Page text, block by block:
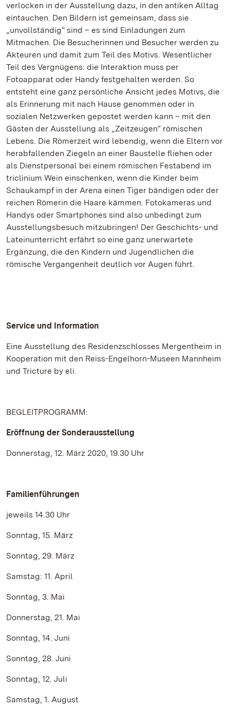
verlocken in der Ausstellung dazu, in den antiken Alltag
eintauchen. Den Bildern ist gemeinsam, dass sie
„unvollständig“ sind – es sind Einladungen zum
Mitmachen. Die Besucherinnen und Besucher werden zu
Akteuren und damit zum Teil des Motivs. Wesentlicher
Teil des Vergnügens: die Interaktion muss per
Fotoapparat oder Handy festgehalten werden. So
entsteht eine ganz persönliche Ansicht jedes Motivs, die
als Erinnerung mit nach Hause genommen oder in
sozialen Netzwerken gepostet werden kann – mit den
Gästen der Ausstellung als „Zeitzeugen“ römischen
Lebens. Die Römerzeit wird lebendig, wenn die Eltern vor
herabfallenden Ziegeln an einer Baustelle fliehen oder
als Dienstpersonal bei einem römischen Festabend im
triclinium Wein einschenken, wenn die Kinder beim
Schaukampf in der Arena einen Tiger bändigen oder der
reichen Römerin die Haare kämmen. Fotokameras und
Handys oder Smartphones sind also unbedingt zum
Ausstellungsbesuch mitzubringen! Der Geschichts- und
Lateinunterricht erfährt so eine ganz unerwartete
Ergänzung, die den Kindern und Jugendlichen die
römische Vergangenheit deutlich vor Augen führt.
Service und Information
Eine Ausstellung des Residenzschlosses Mergentheim in
Kooperation mit den Reiss-Engelhorn-Museen Mannheim
und Tricture by eli.
BEGLEITPROGRAMM:
Eröffnung der Sonderausstellung
Donnerstag, 12. März 2020, 19.30 Uhr
Familienführungen
jeweils 14.30 Uhr
Sonntag, 15. März
Sonntag, 29. März
Samstag: 11. April
Sonntag, 3. Mai
Donnerstag, 21. Mai
Sonntag, 14. Juni
Sonntag, 28. Juni
Sonntag, 12. Juli
Samstag, 1. August